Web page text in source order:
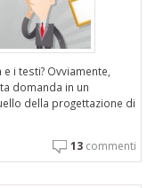
i testi? Ovviamente,
domanda in un
della progettazione di
13 commenti